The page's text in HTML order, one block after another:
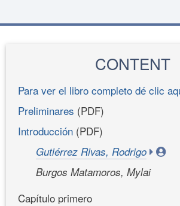
CONTENT
Para ver el libro completo dé clic
Preliminares (PDF)
Introducción (PDF)
Gutiérrez Rivas, Rodrigo
Burgos Matamoros, Mylai
Capítulo primero